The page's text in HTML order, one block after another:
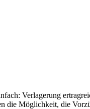
Verlagerung
die Möglichkeit, die